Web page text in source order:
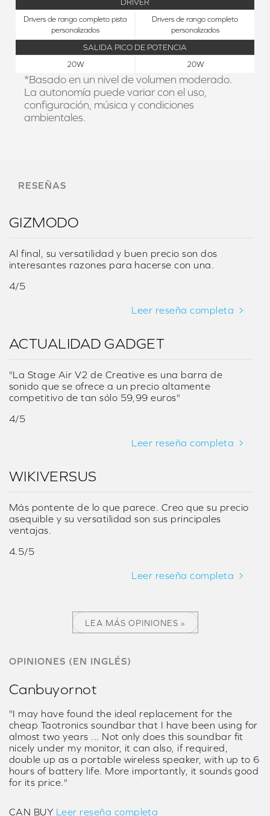
DRIVER
Drivers de rango completo pista
personalizados
Drivers de rango completo
personalizados
SALIDA PICO DE POTENCIA
20W 20W
*Basado en un nivel de volumen moderado.
La autonomía puede variar con el uso,
configuración, música y condiciones
ambientales.
RESEÑAS
GIZMODO
Al final, su versatilidad y buen precio son dos
interesantes razones para hacerse con una.
4/5
Leer reseña completa
ACTUALIDAD GADGET
"La Stage Air V2 de Creative es una barra de
sonido que se ofrece a un precio altamente
competitivo de tan sólo 59,99 euros"
4/5
Leer reseña completa
WIKIVERSUS
Más pontente de lo que parece. Creo que su precio
asequible y su versatilidad son sus principales
ventajas.
4.5/5
Leer reseña completa
LEA MÁS OPINIONES »
OPINIONES (EN INGLÉS)
Canbuyornot
"I may have found the ideal replacement for the
cheap Taotronics soundbar that I have been using for
almost two years ... Not only does this soundbar fit
nicely under my monitor, it can also, if required,
double up as a portable wireless speaker, with up to 6
hours of battery life. More importantly, it sounds good
for its price."
CAN BUY Leer reseña completa